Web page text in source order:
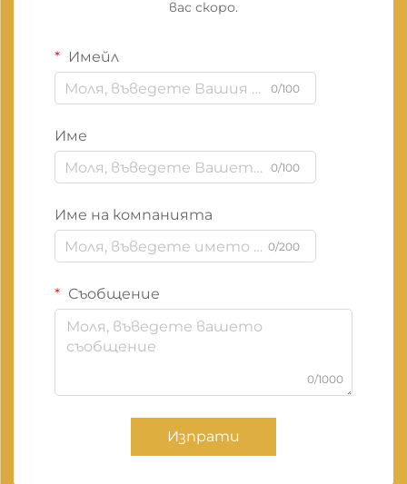
вас скоро.
Имейл
0/100
Име
0/100
Име на компанията
0/200
Съобщение
0/1000
Изпрати